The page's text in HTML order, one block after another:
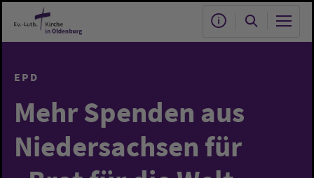
Zum Hauptinhalt springen
EPD
Mehr Spenden aus
Niedersachsen für